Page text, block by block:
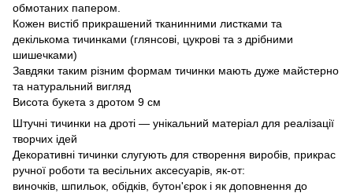
обмотаних папером.
Кожен вистіб прикрашений тканинними листками та
декількома тичинками (глянсові, цукрові та з дрібними
шишечками)
Завдяки таким різним формам тичинки мають дуже майстерно
та натуральний вигляд
Висота букета з дротом 9 см
Штучні тичинки на дроті — унікальний матеріал для реалізації
творчих ідей
Декоративні тичинки слугують для створення виробів, прикрас
ручної роботи та весільних аксесуарів, як-от:
виночків, шпильок, обідків, бутон'єрок і як доповнення до